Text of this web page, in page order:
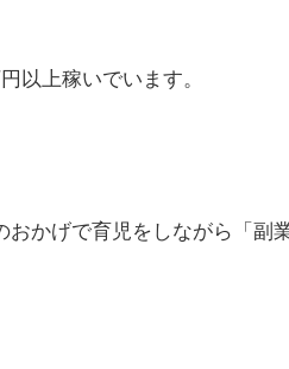
以上稼いでいます。
かげで育児をしながら「副